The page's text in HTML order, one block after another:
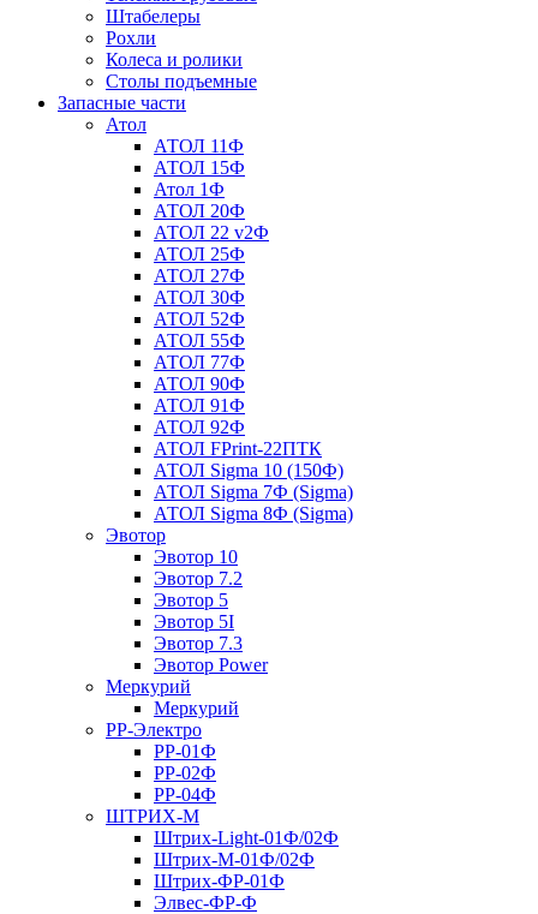
Штабелеры
Рохли
Колеса и ролики
Столы подъемные
Запасные части
Атол
АТОЛ 11Ф
АТОЛ 15Ф
Атол 1Ф
АТОЛ 20Ф
АТОЛ 22 v2Ф
АТОЛ 25Ф
АТОЛ 27Ф
АТОЛ 30Ф
АТОЛ 52Ф
АТОЛ 55Ф
АТОЛ 77Ф
АТОЛ 90Ф
АТОЛ 91Ф
АТОЛ 92Ф
АТОЛ FPrint-22ПТК
АТОЛ Sigma 10 (150Ф)
АТОЛ Sigma 7Ф (Sigma)
АТОЛ Sigma 8Ф (Sigma)
Эвотор
Эвотор 10
Эвотор 7.2
Эвотор 5
Эвотор 5I
Эвотор 7.3
Эвотор Power
Меркурий
Меркурий
РР-Электро
РР-01Ф
РР-02Ф
РР-04Ф
ШТРИХ-М
Штрих-Light-01Ф/02Ф
Штрих-М-01Ф/02Ф
Штрих-ФР-01Ф
Элвес-ФР-Ф